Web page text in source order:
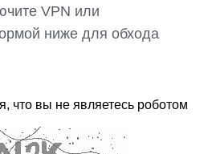
VPN или
ниже для обхода
что вы не являетесь роботом